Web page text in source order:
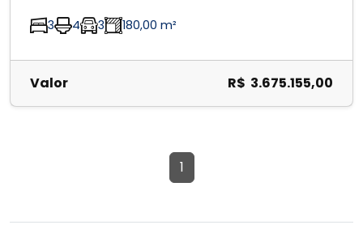
3 4 3 180,00 m²
Valor R$ 3.675.155,00
1